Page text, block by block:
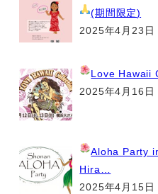
(期間限定)
2025年4月23日
Love Hawaii
2025年4月16日
Aloha Party
Hira…
2025年4月15日